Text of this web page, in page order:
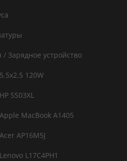
/ Зарядное устройство
120W
SS03XL
MacBook A1405
AP16M5J
L17C4PH1